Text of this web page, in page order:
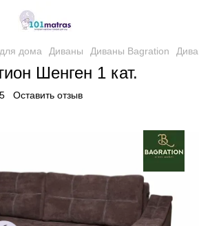
дома Диваны Диваны Bagration
Шенген 1 кат.
Оставить отзыв